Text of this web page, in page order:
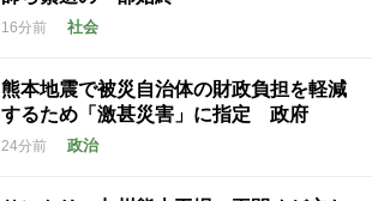
16分前 社会
熊本地震で被災自治体の財政負担を軽減
するため「激甚災害」に指定 政府
24分前 政治